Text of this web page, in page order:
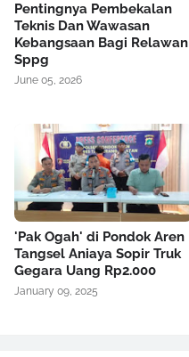
Pentingnya Pembekalan
Teknis Dan Wawasan
Kebangsaan Bagi Relawan
Sppg
June 05, 2026
'Pak Ogah' di Pondok Aren
Tangsel Aniaya Sopir Truk
Gegara Uang Rp2.000
January 09, 2025